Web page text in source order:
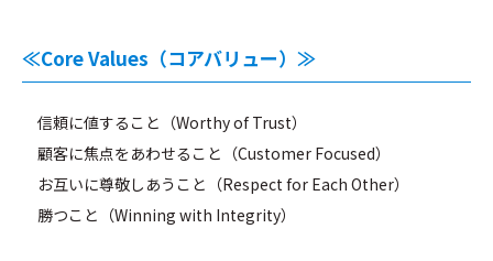
≪Core Values（コアバリュー）≫
信頼に値すること（Worthy of Trust）
顧客に焦点をあわせること（Customer Focused）
お互いに尊敬しあうこと（Respect for Each Other）
勝つこと（Winning with Integrity）